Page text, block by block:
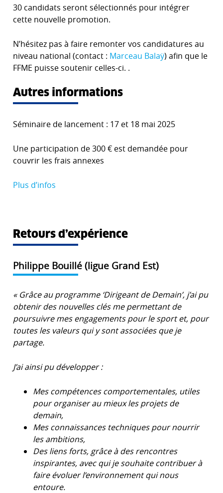
30 candidats seront sélectionnés pour intégrer
cette nouvelle promotion.
N’hésitez pas à faire remonter vos candidatures au
niveau national (contact : Marceau Balaÿ) afin que le
FFME puisse soutenir celles-ci. .
Autres informations
Séminaire de lancement : 17 et 18 mai 2025
Une participation de 300 € est demandée pour
couvrir les frais annexes
Plus d’infos
Retours d’expérience
Philippe Bouillé (ligue Grand Est)
« Grâce au programme ‘Dirigeant de Demain’, j’ai pu
obtenir des nouvelles clés me permettant de
poursuivre mes engagements pour le sport et, pour
toutes les valeurs qui y sont associées que je
partage.
J’ai ainsi pu développer :
Mes compétences comportementales, utiles
pour organiser au mieux les projets de
demain,
Mes connaissances techniques pour nourrir
les ambitions,
Des liens forts, grâce à des rencontres
inspirantes, avec qui je souhaite contribuer à
faire évoluer l’environnement qui nous
entoure.